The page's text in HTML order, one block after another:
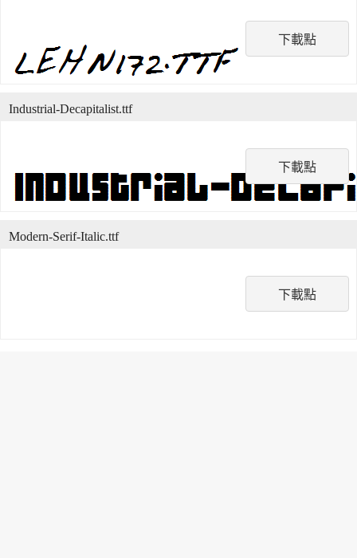
下載點
下載點
Industrial-Decapitalist.ttf
下載點
Modern-Serif-Italic.ttf